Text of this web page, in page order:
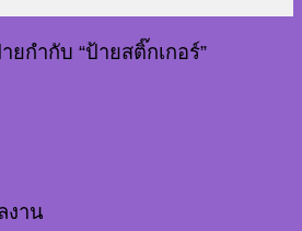
กำกับ “ป้ายสติ๊กเกอร์”
งาน